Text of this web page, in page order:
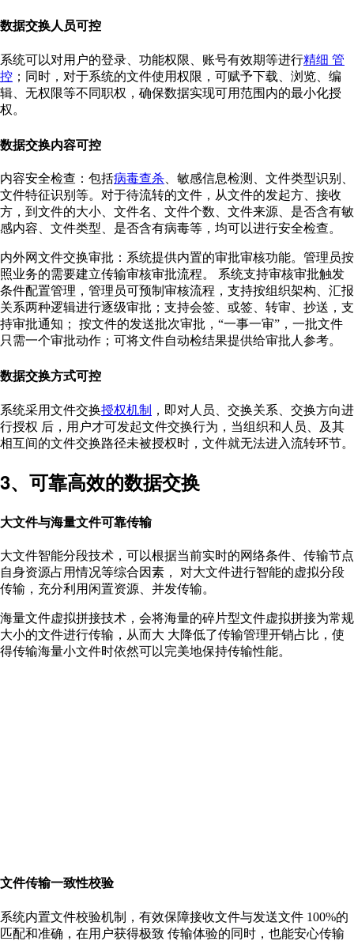
数据交换人员可控
系统可以对用户的登录、功能权限、账号有效期等进行精细 管
控 ；同时，对于系统的文件使用权限，可赋予下载、浏览、编
辑、无权限等不同职权，确保数据实现可用范围内的最小化授
权。
数据交换内容可控
内容安全检查：包括病毒查杀 、敏感信息检测、文件类型识别、
文件特征识别等。对于待流转的文件，从文件的发起方、接收
方，到文件的大小、文件名、文件个数、文件来源、是否含有敏
感内容、文件类型、是否含有病毒等，均可以进行安全检查。
内外网文件交换审批：系统提供内置的审批审核功能。管理员按
照业务的需要建立传输审核审批流程。 系统支持审核审批触发
条件配置管理，管理员可预制审核流程，支持按组织架构、汇报
关系两种逻辑进行逐级审批；支持会签、或签、转审、抄送，支
持审批通知； 按文件的发送批次审批，“一事一审”，一批文件
只需一个审批动作；可将文件自动检结果提供给审批人参考。
数据交换方式可控
系统采用文件交换授权机制
，即对人员、交换关系、交换方向进
行授权 后，用户才可发起文件交换行为，当组织和人员、及其
相互间的文件交换路径未被授权时，文件就无法进入流转环节。
3、可靠高效的数据交换
大文件与海量文件可靠传输
大文件智能分段技术，可以根据当前实时的网络条件、传输节点
自身资源占用情况等综合因素， 对大文件进行智能的虚拟分段
传输，充分利用闲置资源、并发传输。
海量文件虚拟拼接技术，会将海量的碎片型文件虚拟拼接为常规
大小的文件进行传输，从而大 大降低了传输管理开销占比，使
得传输海量小文件时依然可以完美地保持传输性能。
文件传输一致性校验
系统内置文件校验机制，有效保障接收文件与发送文件 100%的
匹配和准确，在用户获得极致 传输体验的同时，也能安心传输